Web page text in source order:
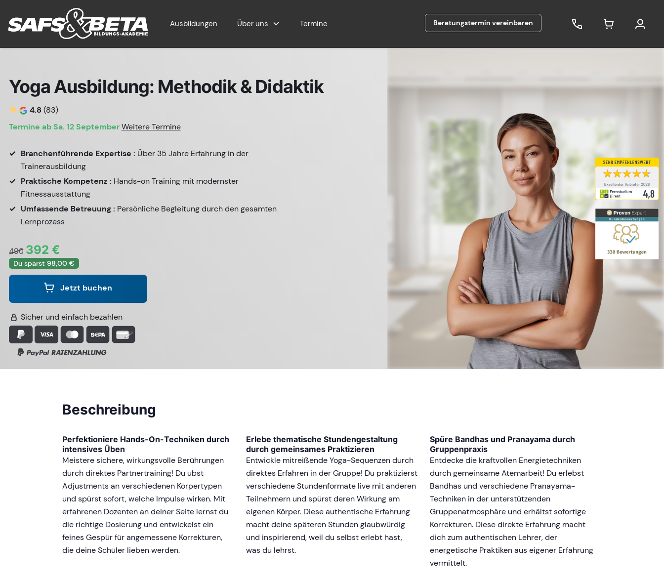
Ausbildungen Über uns Termine Beratungstermin vereinbaren
Yoga Ausbildung: Methodik & Didaktik
4.8 (83)
Termine ab Sa. 12 SeptemberWeitere Termine
Branchenführende Expertise : Über 35 Jahre Erfahrung in der
Trainerausbildung
Praktische Kompetenz : Hands-on Training mit modernster
Fitnessausstattung
Umfassende Betreuung : Persönliche Begleitung durch den gesamten
Lernprozess
490 392 €
Du sparst 98,00 €
Jetzt buchen
Sicher und einfach bezahlen
Beschreibung
Perfektioniere Hands-On-Techniken durch
intensives Üben
Meistere sichere, wirkungsvolle Berührungen
durch direktes Partnertraining! Du übst
Adjustments an verschiedenen Körpertypen
und spürst sofort, welche Impulse wirken. Mit
erfahrenen Dozenten an deiner Seite lernst du
die richtige Dosierung und entwickelst ein
feines Gespür für angemessene Korrekturen,
die deine Schüler lieben werden.
Erlebe thematische Stundengestaltung
durch gemeinsames Praktizieren
Entwickle mitreißende Yoga-Sequenzen durch
direktes Erfahren in der Gruppe! Du praktizierst
verschiedene Stundenformate live mit anderen
Teilnehmern und spürst deren Wirkung am
eigenen Körper. Diese authentische Erfahrung
macht deine späteren Stunden glaubwürdig
und inspirierend, weil du selbst erlebt hast,
was du lehrst.
Spüre Bandhas und Pranayama durch
Gruppenpraxis
Entdecke die kraftvollen Energietechniken
durch gemeinsame Atemarbeit! Du erlebst
Bandhas und verschiedene Pranayama-
Techniken in der unterstützenden
Gruppenatmosphäre und erhältst sofortige
Korrekturen. Diese direkte Erfahrung macht
dich zum authentischen Lehrer, der
energetische Praktiken aus eigener Erfahrung
vermittelt.